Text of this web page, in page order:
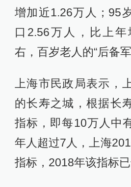
增加近1.26万人；95
口2.56万人，比上
右，百岁老人的“后备军
上海市民政局表示，
的长寿之城，根据长
指标，即每10万人中
年人超过7人，上海
指标，2018年该指标已